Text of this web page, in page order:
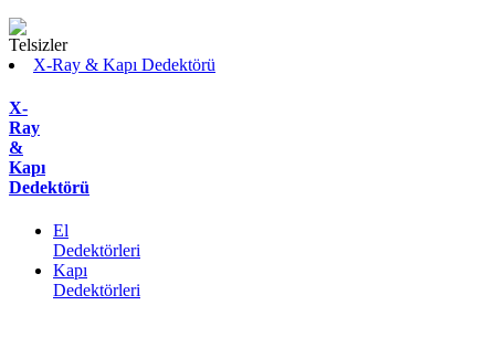
X-Ray & Kapı Dedektörü
X-
Ray
&
Kapı
Dedektörü
El
Dedektörleri
Kapı
Dedektörleri